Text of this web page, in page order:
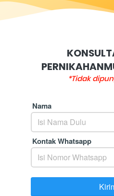
*Tidak
Nama
Kontak Whatsapp
`